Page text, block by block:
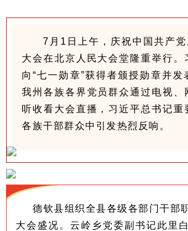
7 月1日上午，庆祝中国共产
大会在北京人民大会堂隆重举行。
向“七一勋章”获得者颁授勋章并发
我州各族各界党员群众通过 电视、
听收看大会直播，习近平总书记重
各族干部群众中引发热烈反响。
德钦县组织全县各级各部门干部
大会盛况。云岭乡党委副书记此里